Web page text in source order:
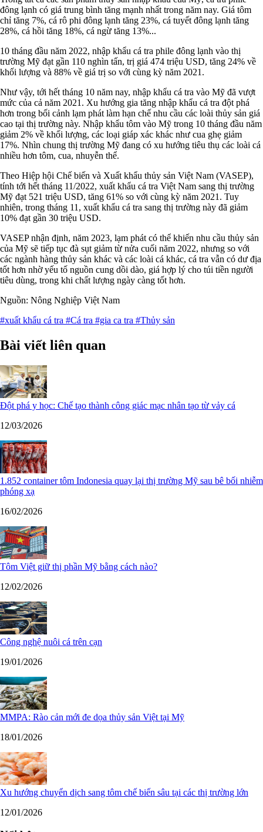
đông lạnh có giá trung bình tăng mạnh nhất trong năm nay. Giá tôm
chỉ tăng 7%, cá rô phi đông lạnh tăng 23%, cá tuyết đông lạnh tăng
28%, cá hồi tăng 18%, cá ngừ tăng 13%...
10 tháng đầu năm 2022, nhập khẩu cá tra phile đông lạnh vào thị
trường Mỹ đạt gần 110 nghìn tấn, trị giá 474 triệu USD, tăng 24% về
khối lượng và 88% về giá trị so với cùng kỳ năm 2021.
Như vậy, tới hết tháng 10 năm nay, nhập khẩu cá tra vào Mỹ đã vượt
mức của cả năm 2021. Xu hướng gia tăng nhập khẩu cá tra đột phá
hơn trong bối cảnh lạm phát làm hạn chế nhu cầu các loài thủy sản giá
cao tại thị trường này. Nhập khẩu tôm vào Mỹ trong 10 tháng đầu năm
giảm 2% về khối lượng, các loại giáp xác khác như cua ghẹ giảm
17%. Nhìn chung thị trường Mỹ đang có xu hướng tiêu thụ các loài cá
nhiều hơn tôm, cua, nhuyễn thể.
Theo Hiệp hội Chế biến và Xuất khẩu thủy sản Việt Nam (VASEP),
tính tới hết tháng 11/2022, xuất khẩu cá tra Việt Nam sang thị trường
Mỹ đạt 521 triệu USD, tăng 61% so với cùng kỳ năm 2021. Tuy
nhiên, trong tháng 11, xuất khẩu cá tra sang thị trường này đã giảm
10% đạt gần 30 triệu USD.
VASEP nhận định, năm 2023, lạm phát có thể khiến nhu cầu thủy sản
của Mỹ sẽ tiếp tục đà sụt giảm từ nửa cuối năm 2022, nhưng so với
các ngành hàng thủy sản khác và các loài cá khác, cá tra vẫn có dư địa
tốt hơn nhờ yếu tố nguồn cung dồi dào, giá hợp lý cho túi tiền người
tiêu dùng, trong khi chất lượng ngày càng tốt hơn.
Nguồn: Nông Nghiệp Việt Nam
#xuất khẩu cá tra #Cá tra #gia ca tra #Thủy sản
Bài viết liên quan
Đột phá y học: Chế tạo thành công giác mạc nhân tạo từ vảy cá
12/03/2026
1.852 container tôm Indonesia quay lại thị trường Mỹ sau bê bối nhiễm
phóng xạ
16/02/2026
Tôm Việt giữ thị phần Mỹ bằng cách nào?
12/02/2026
Công nghệ nuôi cá trên cạn
19/01/2026
MMPA: Rào cản mới đe dọa thủy sản Việt tại Mỹ
18/01/2026
Xu hướng chuyển dịch sang tôm chế biến sâu tại các thị trường lớn
12/01/2026